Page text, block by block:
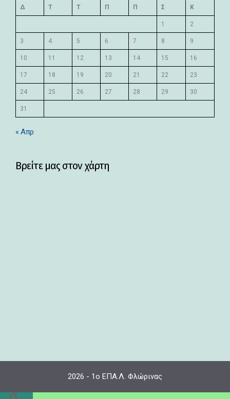
Δ Τ Τ Π Π Σ Κ
1 2
3 4 5 6 7 8 9
10 11 12 13 14 15 16
17 18 19 20 21 22 23
24 25 26 27 28 29 30
31
« Απρ
Βρείτε μας στον χάρτη
2026 - 1ο ΕΠΑ.Λ. Φλώρινας